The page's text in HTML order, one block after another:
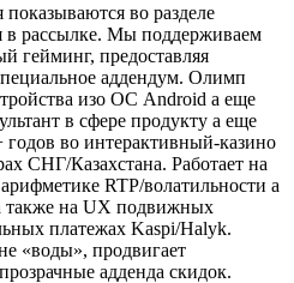
во разделе
в рассылке. Мы поддерживаем
гейминг, предоставляя
аддендум. Олимп
изо ОС Android а еще
в сфере продукту а еще
во интерактивный-казино
СНГ/Казахстана. Работает на
RTP/волатильности а
также на UX подвижных
платежах Kaspi/Halyk.
«воды», продвигает
адденда скидок.